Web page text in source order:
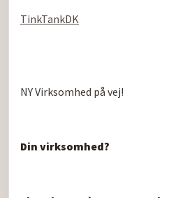
TinkTankDK
NY Virksomhed på vej!
Din virksomhed?